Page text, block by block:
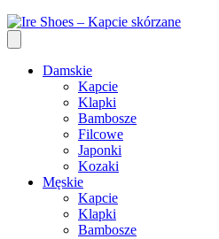
Damskie
Kapcie
Klapki
Bambosze
Filcowe
Japonki
Kozaki
Męskie
Kapcie
Klapki
Bambosze